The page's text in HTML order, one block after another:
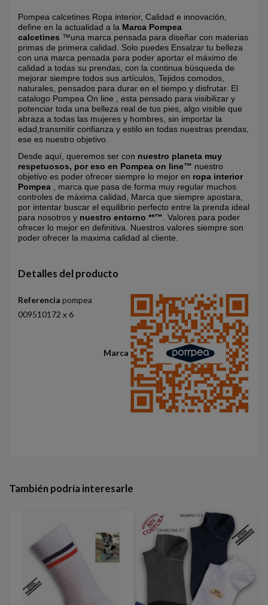
Pompea calcetines Ropa interior, Calidad e innovación,
define en la actualidad a la Marca Pompea
calcetines ™una marca pensada para diseñar con materias
primas de primera calidad. Solo puedes Ensalzar tu belleza
con una marca pensada para poder aportar el máximo de
calidad a todas su prendas, con la continua búsqueda de
mejorar siempre todos sus artículos, Tejidos comodos,
naturales, pensados para durar en el tiempo y disfrutar. El
catalogo Pompea On line , esta pensado para visibilizar y
potenciar toda una belleza real de tus pies, algo visible que
abraza a todas las mujeres y hombres, sin importar la
edad,transmitir confianza y estilo en todas nuestras prendas,
ese es nuestro objetivo.
Desde aquí, queremos ser con nuestro planeta muy
respetuosos, por eso en Pompea on line™ nuestro
objetivo es poder ofrecer siempre lo mejor en ropa interior
Pompea
, marca que pasa de forma muy regular muchos
controles de máxima calidad, Marca que siempre apostara,
por intentar buscar el equilibrio perfecto entre la prenda ideal
para nosotros y nuestro entorno **™ . Valores para poder
ofrecer lo mejor en definitiva. Nuestros valores siempre son
poder ofrecer la maxima calidad al cliente.
Detalles del producto
Marca
Referencia pompea
009510172 x 6
También podría interesarle